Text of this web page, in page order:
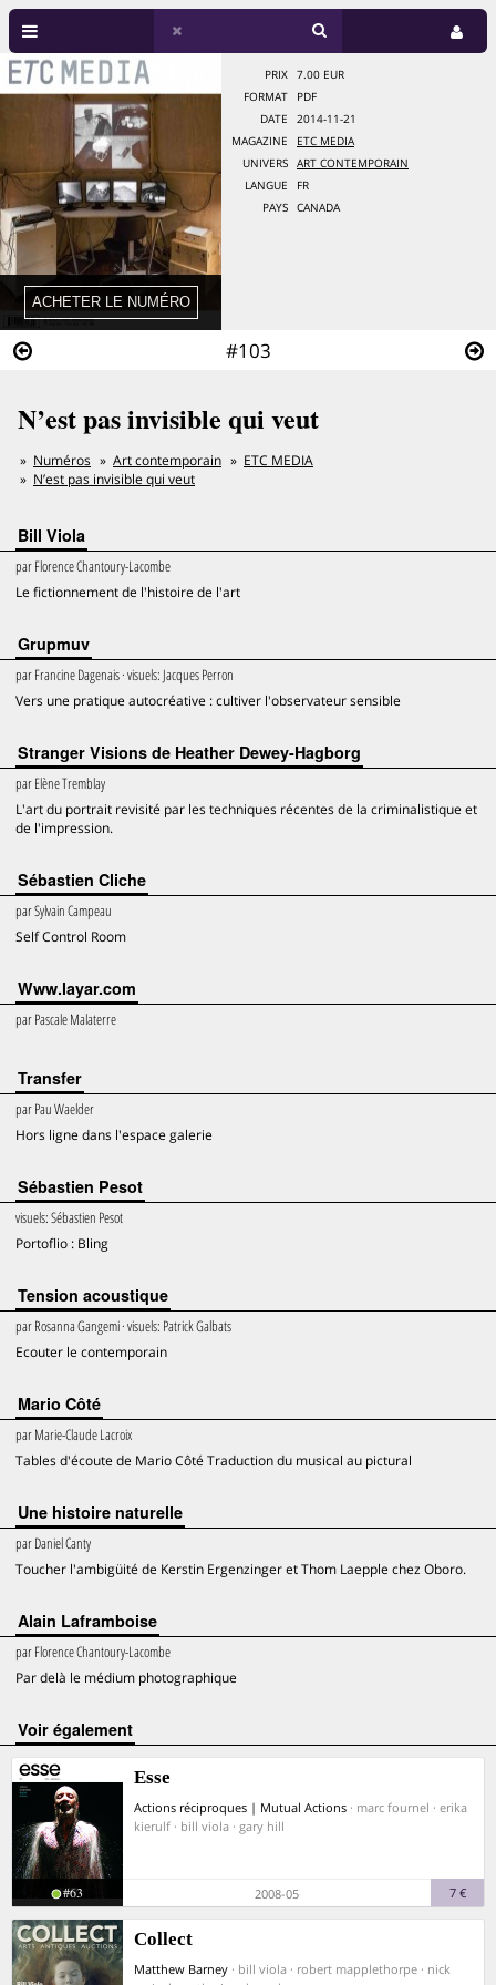
#103
PRIX
7.00 EUR
FORMAT
PDF
DATE
2014-11-21
MAGAZINE
ETC MEDIA
UNIVERS
ART CONTEMPORAIN
LANGUE
FR
PAYS
CANADA
N’est pas invisible qui veut
Numéros Art contemporain
ETC MEDIA
N’est pas invisible qui veut
Bill Viola
parFlorence Chantoury-Lacombe
Le fictionnement de l'histoire de l'art
Grupmuv
parFrancine Dagenais· visuels: Jacques Perron
Vers une pratique autocréative : cultiver l'observateur sensible
Stranger Visions de Heather Dewey-Hagborg
parElène Tremblay
L'art du portrait revisité par les techniques récentes de la criminalistique et
de l'impression.
Sébastien Cliche
parSylvain Campeau
Self Control Room
Www.layar.com
parPascale Malaterre
Transfer
parPau Waelder
Hors ligne dans l'espace galerie
Sébastien Pesot
visuels:Sébastien Pesot
Portoflio : Bling
Tension acoustique
parRosanna Gangemi· visuels: Patrick Galbats
Ecouter le contemporain
Mario Côté
parMarie-Claude Lacroix
Tables d'écoute de Mario Côté Traduction du musical au pictural
Une histoire naturelle
parDaniel Canty
Toucher l'ambigüité de Kerstin Ergenzinger et Thom Laepple chez Oboro.
Alain Laframboise
parFlorence Chantoury-Lacombe
Par delà le médium photographique
voir également
Esse
Actions réciproques | Mutual Actions · marc fournel · erika
kierulf · bill viola · gary hill
#63 2008-05 7 €
Collect
Matthew Barney · bill viola · robert mapplethorpe · nick